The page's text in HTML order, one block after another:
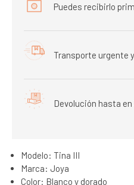
Puedes recibirlo
Transporte urgente
Devolución hasta en
Modelo: Tina III
Marca: Joya
Color: Blanco y dorado